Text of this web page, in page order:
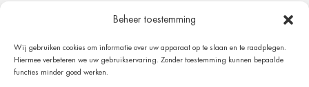
Beheer toestemming
Wij gebruiken cookies om informatie over uw apparaat op te slaan en te raadplegen.
Hiermee verbeteren we uw gebruikservaring. Zonder toestemming kunnen bepaalde
functies minder goed werken.
Algemene voorwaarden